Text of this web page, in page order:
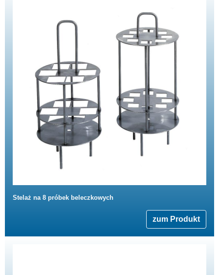
Stelaż na 8 próbek beleczkowych
zum Produkt